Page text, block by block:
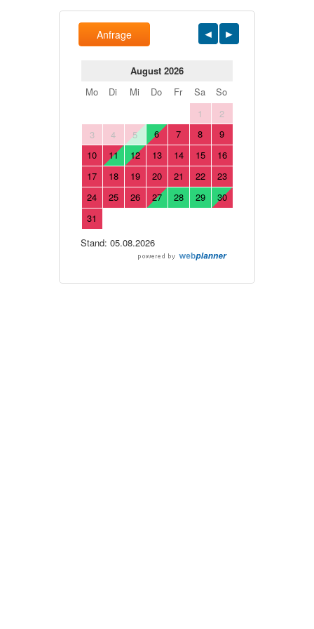
Anfrage
August 2026
Mo
Di Mi Do Fr Sa
So
1
2
3
4 5 6 7 8
9
10
11 12 13 14 15
16
17
18 19 20 21 22
23
24
25 26 27 28 29
30
31
Stand: 05.08.2026